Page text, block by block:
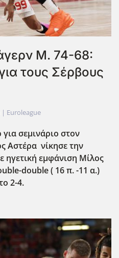
Μ. 74-68:
τους Σέρβους
| Euroleague
σεμινάριο στον
Αστέρα νίκησε την
εμφάνιση Μίλος
double ( 16 π. -11 α.)
2-4.